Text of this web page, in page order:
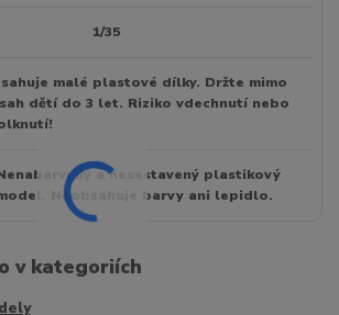
1/35
malé plastové dílky. Držte mimo
dětí do 3 let. Riziko vdechnutí nebo
a nesestavený plastikový
Neobsahuje barvy ani lepidlo.
v kategoriích